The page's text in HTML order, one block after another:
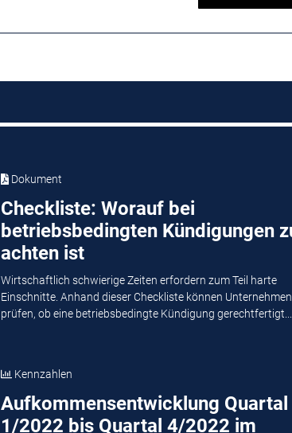
Dokument
Checkliste: Worauf bei
betriebsbedingten Kündigungen
achten ist
Wirtschaftlich schwierige Zeiten erfordern zum Teil harte
Einschnitte. Anhand dieser Checkliste können Unternehmen
prüfen, ob eine betriebsbedingte Kündigung gerechtfertigt...
Kennzahlen
Aufkommensentwicklung Quartal
1/2022 bis Quartal 4/2022 im